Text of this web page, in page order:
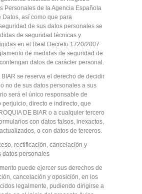
Personales de la Agencia Española
Datos, así como que para
de sus datos personales se
de seguridad técnicas y
en el Real Decreto 1720/2007
de medidas de seguridad de
datos de carácter personal.
BIAR se reserva el derecho de decidir
no de sus datos personales a sus
será el único responsable de
perjuicio, directo e indirecto, que
DE BIAR o a cualquier tercero
con datos falsos, inexactos,
o con datos de terceros.
rectificación, cancelación y
datos personales
puede ejercer sus derechos de
cancelación y oposición, en los
legalmente, pudiendo dirigirse a